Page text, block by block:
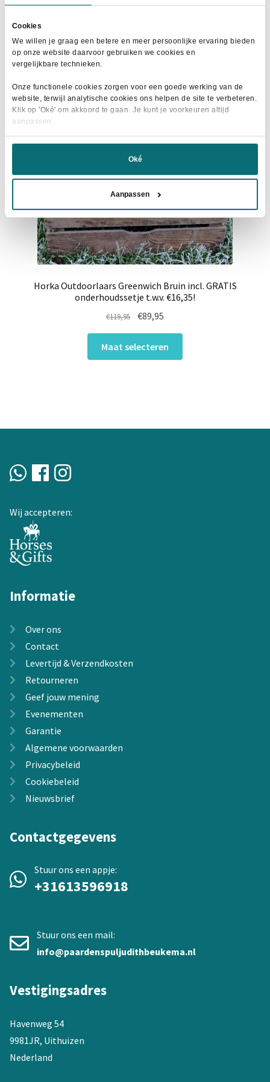
Cookies
We willen je graag een betere en meer persoonlijke ervaring bieden
op onze website daarvoor gebruiken we cookies en
vergelijkbare technieken.
Onze functionele cookies zorgen voor een goede werking van de
website, terwijl analytische cookies ons helpen de site te verbeteren.
Klik op 'Oké' om akkoord te gaan. Je kunt je voorkeuren altijd
aanpassen.
Oké
Aanpassen
Dit
heeft
meerdere
optie
kan
worden
Horka Outdoorlaars Greenwich Bruin incl. GRATIS
onderhoudssetje t.w.v. €16,35!
- 24%
€119,95
Oorspronkelijke
was:
€119,95.
€89,95
is:
€89,95.
Maat selecteren
optie
Wij accepteren:
Informatie
Over ons
Contact
Levertijd & Verzendkosten
Retourneren
Geef jouw mening
Evenementen
Garantie
Algemene voorwaarden
Privacybeleid
Cookiebeleid
Nieuwsbrief
Contactgegevens
Stuur ons een appje:
+31613596918
Stuur ons een mail:
info@paardenspuljudithbeukema.nl
Vestigingsadres
Havenweg 54
9981JR, Uithuizen
Nederland